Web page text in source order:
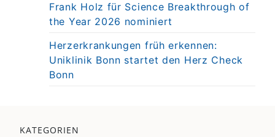
Frank Holz für Science Breakthrough of
the Year 2026 nominiert
Herzerkrankungen früh erkennen:
Uniklinik Bonn startet den Herz Check
Bonn
KATEGORIEN